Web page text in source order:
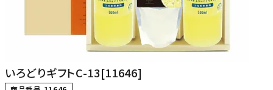
いろどりギフトC-13[11646]